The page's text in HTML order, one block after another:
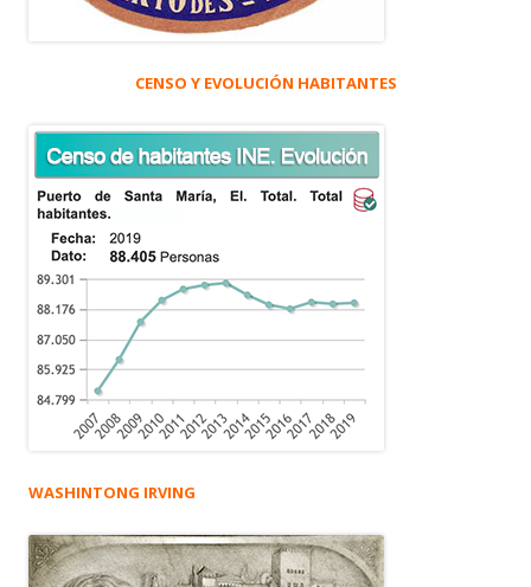
CENSO Y EVOLUCIÓN HABITANTES
WASHINTONG IRVING